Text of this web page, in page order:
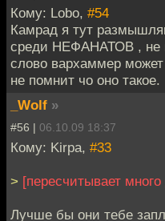
Кому: Lobo, #54
Камрад я тут
среди НЕФАНАТОВ , не
слово вархаммер
не помнит чо оно такое.
_Wolf »
#56 | 06.10.09 18:37
Кому: Kirpa, #33
> [пересчитывает много
Лучше бы они тебе